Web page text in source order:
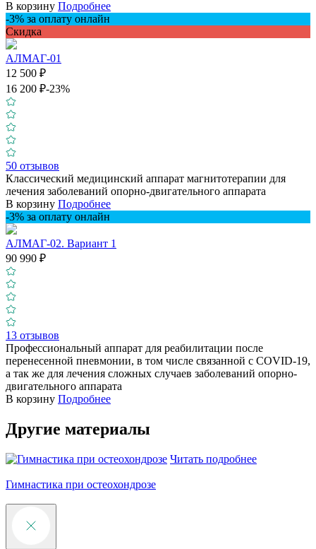
В корзину Подробнее
-3% за оплату онлайн
Скидкa
АЛМАГ-01
12 500 ₽
16 200 ₽-23%
50 отзывов
Классический медицинский аппарат магнитотерапии для
лечения заболеваний опорно-двигательного аппарата
В корзину Подробнее
-3% за оплату онлайн
АЛМАГ-02. Вариант 1
90 990 ₽
13 отзывов
Профессиональный аппарат для реабилитации после
перенесенной пневмонии, в том числе связанной с COVID-19,
а так же для лечения сложных случаев заболеваний опорно-
двигательного аппарата
В корзину Подробнее
Другие материалы
Читать подробнее
Гимнастика при остеохондрозе